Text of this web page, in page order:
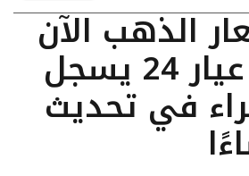
الذهب الآن
في مصر: عيار 24 يسجل
في تحديث